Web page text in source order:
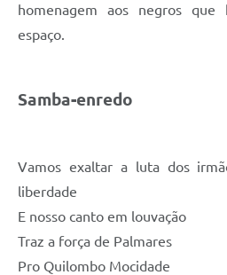
homenagem aos negros que
espaço.
Samba-enredo
Vamos exaltar a luta dos
liberdade
E nosso canto em louvação
Traz a força de Palmares
Pro Quilombo Mocidade